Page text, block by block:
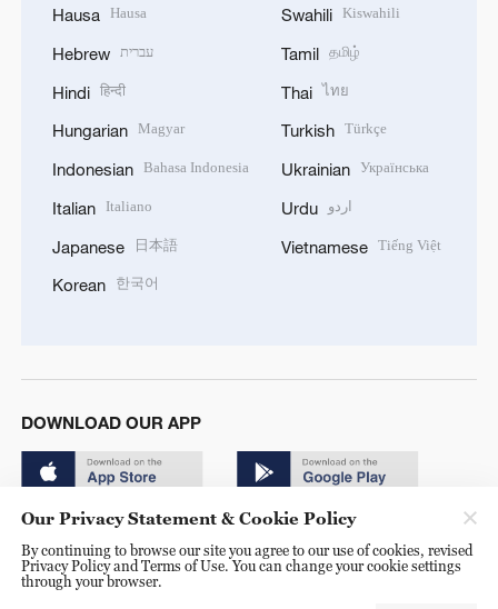
Hausa Hausa
Hebrew עברית
Hindi हिन्दी
Hungarian Magyar
Indonesian Bahasa Indonesia
Italian Italiano
Japanese 日本語
Korean 한국어
Swahili Kiswahili
Tamil தமிழ்
Thai ไทย
Turkish Türkçe
Ukrainian Українська
Urdu اردو
Vietnamese Tiếng Việt
DOWNLOAD OUR APP
© China Radio International.CRI. All Rights Reserved. 16A
Our Privacy Statement & Cookie Policy
By continuing to browse our site you agree to our use of cookies, revised
Privacy Policy and Terms of Use. You can change your cookie settings
through your browser.